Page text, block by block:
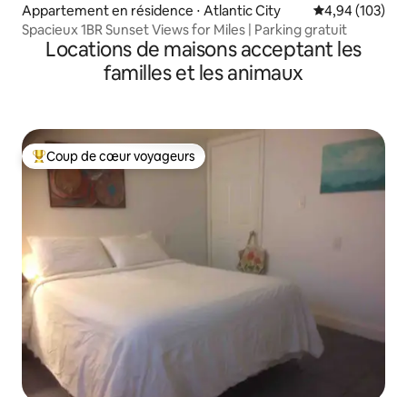
Appartement en résidence ⋅ Atlantic City Évaluation
4,94 (103)
Spacieux 1BR Sunset Views for Miles | Parking gratuit
Locations de maisons acceptant les
familles et les animaux
Coups de cœur voyageurs les plus appréciés
Coup de cœur voyageurs